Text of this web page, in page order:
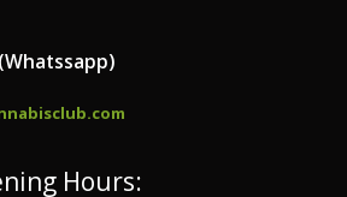
(Whatssapp)
Hours: